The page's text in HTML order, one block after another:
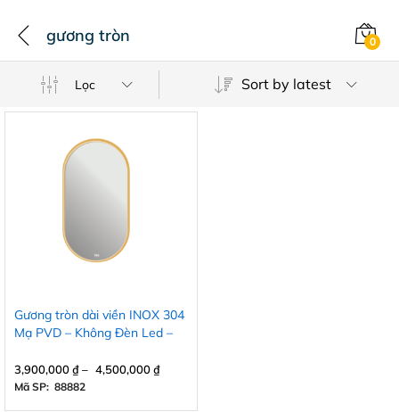
gương tròn 0
Lọc Sort by latest
Gương tròn dài viền INOX 304
Mạ PVD – Không Đèn Led –
3,900,000₫– 4,500,000₫
Mã SP: 88882